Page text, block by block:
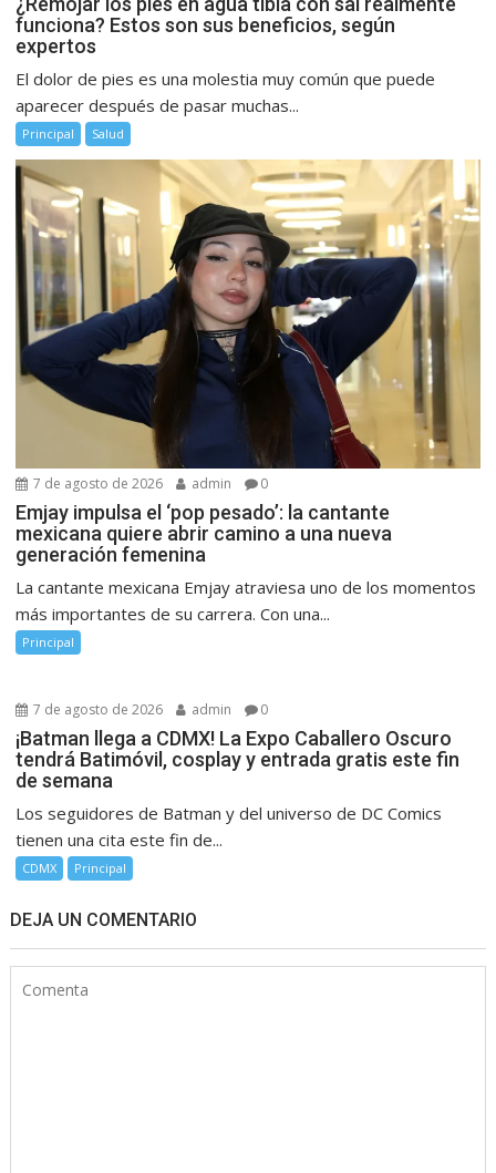
funciona? Estos son sus beneficios, según
expertos
El dolor de pies es una molestia muy común que puede
aparecer después de pasar muchas...
Principal Salud
7 de agosto de 2026 admin 0
Emjay impulsa el ‘pop pesado’: la cantante
mexicana quiere abrir camino a una nueva
generación femenina
La cantante mexicana Emjay atraviesa uno de los momentos
más importantes de su carrera. Con una...
Principal
7 de agosto de 2026 admin 0
¡Batman llega a CDMX! La Expo Caballero Oscuro
tendrá Batimóvil, cosplay y entrada gratis este fin
de semana
Los seguidores de Batman y del universo de DC Comics
tienen una cita este fin de...
CDMX Principal
DEJA UN COMENTARIO